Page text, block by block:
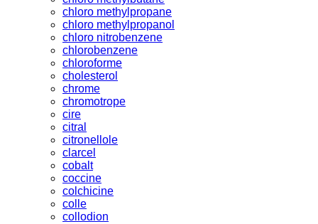
chloro methylpropane
chloro methylpropanol
chloro nitrobenzene
chlorobenzene
chloroforme
cholesterol
chrome
chromotrope
cire
citral
citronellole
clarcel
cobalt
coccine
colchicine
colle
collodion